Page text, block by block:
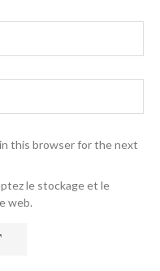
this browser for the next
le stockage et le
web.